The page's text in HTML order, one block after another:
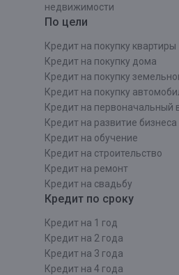
недвижимости
По цели
Кредит на покупку квартиры
Кредит на покупку дома
Кредит на покупку
Кредит на покупку
Кредит на первоначальный
Кредит на развитие бизнеса
Кредит на обучение
Кредит на строительcтво
Кредит на ремонт
Кредит на свадьбу
Кредит по сроку
Кредит на 1 год
Кредит на 2 года
Кредит на 3 года
Кредит на 4 года